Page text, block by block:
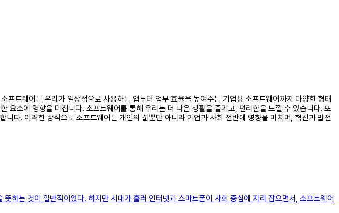
트웨어는 우리가 일상적으로 사용하는 앱부터 업무 효율을 높여주는 기업용 소프트웨어까지 다양한 형태
요소에 영향을 미칩니다. 소프트웨어를 통해 우리는 더 나은 생활을 즐기고, 편리함을 느낄 수 있습니다. 또
다. 이러한 방식으로 소프트웨어는 개인의 삶뿐만 아니라 기업과 사회 전반에 영향을 미치며, 혁신과 발전
하는 것이 일반적이었다. 하지만 ­시대가 흘러 인터넷과 스마트폰이 사회 중심에 자리 잡으면서, 소프트웨어